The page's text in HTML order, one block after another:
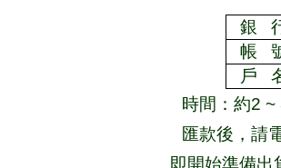
銀
帳
戶
時間： 約2 ~
匯款後，請
即開始準備出